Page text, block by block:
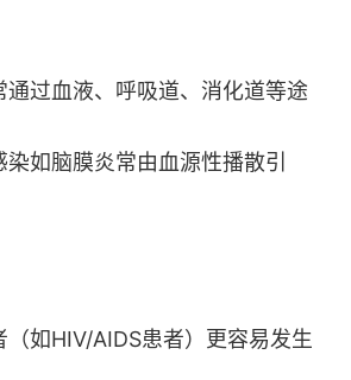
通过血液、呼吸道、消化道等途
如脑膜炎常由血源性播散引
（如HIV/AIDS患者）更容易发生